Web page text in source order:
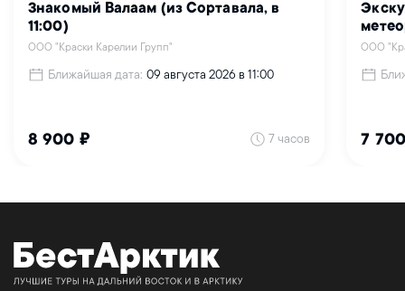
Знакомый Валаам (из Сортавала, в
11:00)
ООО "Краски Карелии Групп"
Ближайшая дата: 09 августа 2026 в 11:00
8 900 ₽ 7 часов
ООО
7